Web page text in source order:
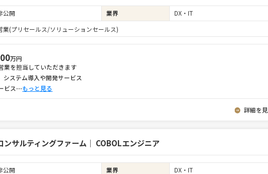
公開 業界
DX・IT
業(プリセールス/ソリューションセールス)
万円
業を担当していただきます
システム導入や開発サービス
ビス⋯もっと見る
詳細を
ンサルティングファーム｜ COBOLエンジニア
公開 業界 DX・IT